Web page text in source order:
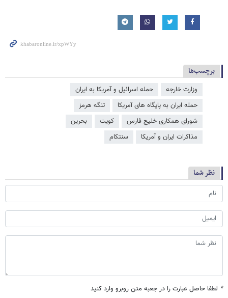
برچسب‌ها
وزارت خارجه
حمله اسرائیل و آمریکا به ایران
حمله ایران به پایگاه های آمریکا
تنگه هرمز
شورای همکاری خلیج فارس
کویت
بحرین
مذاکرات ایران و آمریکا
سنتکام
نظر شما
* لطفا حاصل عبارت را در جعبه متن روبرو وارد کنید